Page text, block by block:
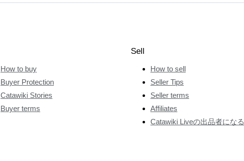
How to buy
Buyer Protection
Catawiki Stories
Buyer terms
Sell
How to sell
Seller Tips
Seller terms
Affiliates
Catawiki Liveの出品者になる